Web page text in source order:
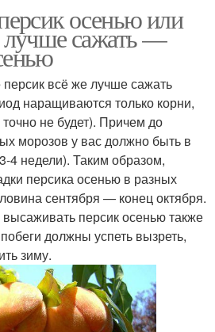
осенью или
лучше сажать —
персик всё же лучше сажать
наращиваются только корни,
не будет). Причем до
морозов у вас должно быть в
4 недели). Таким образом,
персика осенью в разных
сентября — конец октября.
персик осенью также
должны успеть вызреть,
зиму.